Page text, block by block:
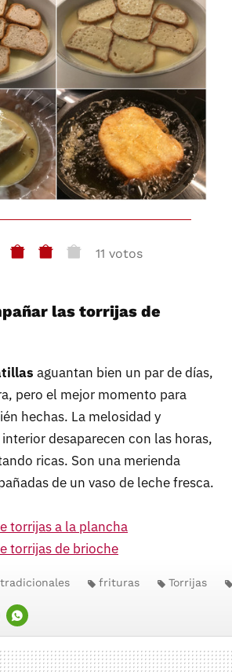
11 votos
las torrijas de
aguantan bien un par de días,
pero el mejor momento para
hechas. La melosidad y
desaparecen con las horas,
ricas. Son una merienda
de un vaso de leche fresca.
torrijas a la plancha
torrijas de brioche
WHATSAPP
frituras Torrijas